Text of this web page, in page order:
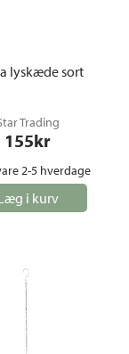
lyskæde sort
Trading
155kr
2-5 hverdage
i kurv